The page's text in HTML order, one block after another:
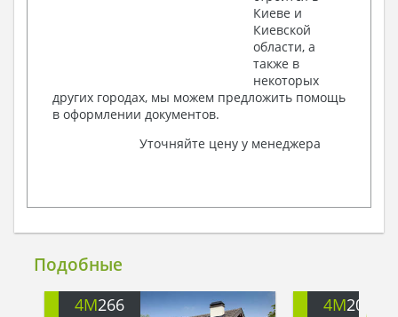
Киеве и
Киевской
области, а
также в
некоторых
других городах, мы можем предложить помощь
в оформлении документов.
Уточняйте цену у менеджера
Подобные
4M266 4M202